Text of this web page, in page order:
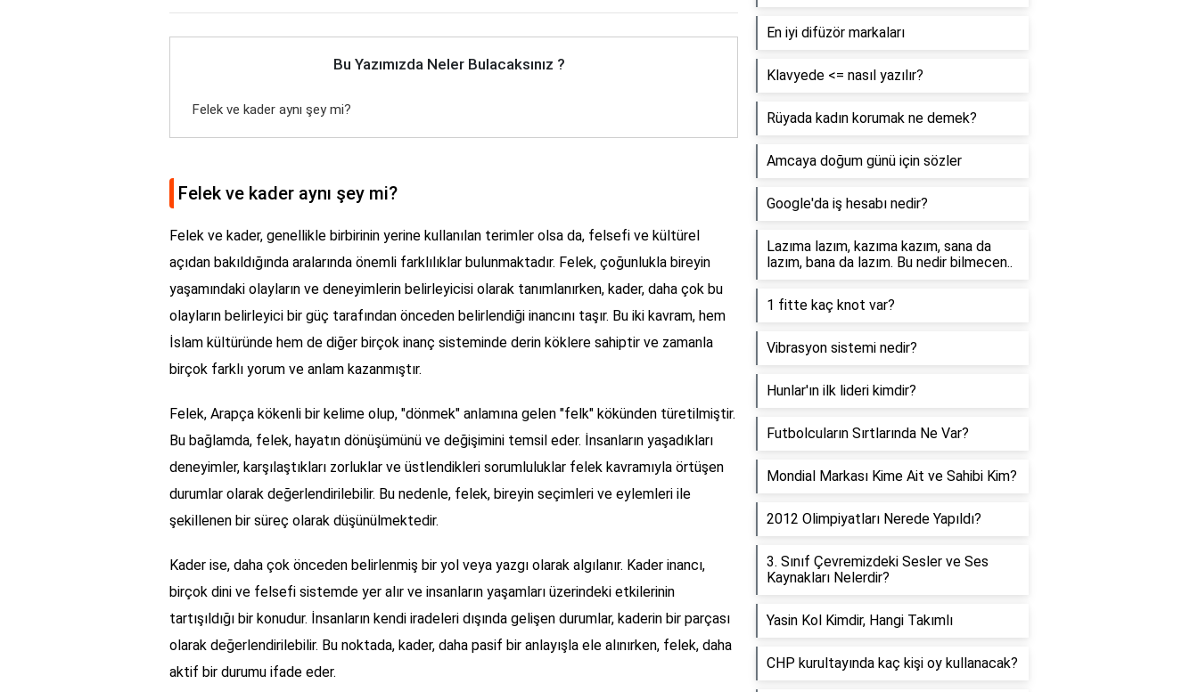
Bu Yazımızda Neler Bulacaksınız ?
Felek ve kader aynı şey mi?
Felek ve kader aynı şey mi?
Felek ve kader, genellikle birbirinin yerine kullanılan terimler olsa da, felsefi ve kültürel
açıdan bakıldığında aralarında önemli farklılıklar bulunmaktadır. Felek, çoğunlukla bireyin
yaşamındaki olayların ve deneyimlerin belirleyicisi olarak tanımlanırken, kader, daha çok bu
olayların belirleyici bir güç tarafından önceden belirlendiği inancını taşır. Bu iki kavram, hem
İslam kültüründe hem de diğer birçok inanç sisteminde derin köklere sahiptir ve zamanla
birçok farklı yorum ve anlam kazanmıştır.
Felek, Arapça kökenli bir kelime olup, "dönmek" anlamına gelen "felk" kökünden türetilmiştir.
Bu bağlamda, felek, hayatın dönüşümünü ve değişimini temsil eder. İnsanların yaşadıkları
deneyimler, karşılaştıkları zorluklar ve üstlendikleri sorumluluklar felek kavramıyla örtüşen
durumlar olarak değerlendirilebilir. Bu nedenle, felek, bireyin seçimleri ve eylemleri ile
şekillenen bir süreç olarak düşünülmektedir.
Kader ise, daha çok önceden belirlenmiş bir yol veya yazgı olarak algılanır. Kader inancı,
birçok dini ve felsefi sistemde yer alır ve insanların yaşamları üzerindeki etkilerinin
tartışıldığı bir konudur. İnsanların kendi iradeleri dışında gelişen durumlar, kaderin bir parçası
olarak değerlendirilebilir. Bu noktada, kader, daha pasif bir anlayışla ele alınırken, felek, daha
aktif bir durumu ifade eder.
En iyi difüzör markaları
Klavyede <= nasıl yazılır?
Rüyada kadın korumak ne demek?
Amcaya doğum günü için sözler
Google'da iş hesabı nedir?
Lazıma lazım, kazıma kazım, sana da
lazım, bana da lazım. Bu nedir bilmecen..
1 fitte kaç knot var?
Vibrasyon sistemi nedir?
Hunlar'ın ilk lideri kimdir?
Futbolcuların Sırtlarında Ne Var?
Mondial Markası Kime Ait ve Sahibi Kim?
2012 Olimpiyatları Nerede Yapıldı?
3. Sınıf Çevremizdeki Sesler ve Ses
Kaynakları Nelerdir?
Yasin Kol Kimdir, Hangi Takımlı
CHP kurultayında kaç kişi oy kullanacak?